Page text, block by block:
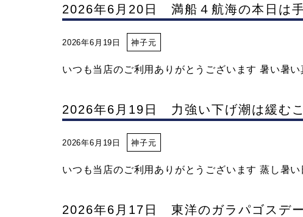
ー
ビ
2026年6月20日 満船４航海の本日は
2026年6月19日 神子元
いつも当店のご利用ありがとうございます 暑い暑
2026年6月19日 力強い下げ潮は緩む
2026年6月19日 神子元
いつも当店のご利用ありがとうございます 蒸し暑
2026年6月17日 東洋のガラパゴスデー